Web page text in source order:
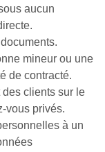
aucun
mineur ou une
de contracté.
clients sur le
vous privés.
à un